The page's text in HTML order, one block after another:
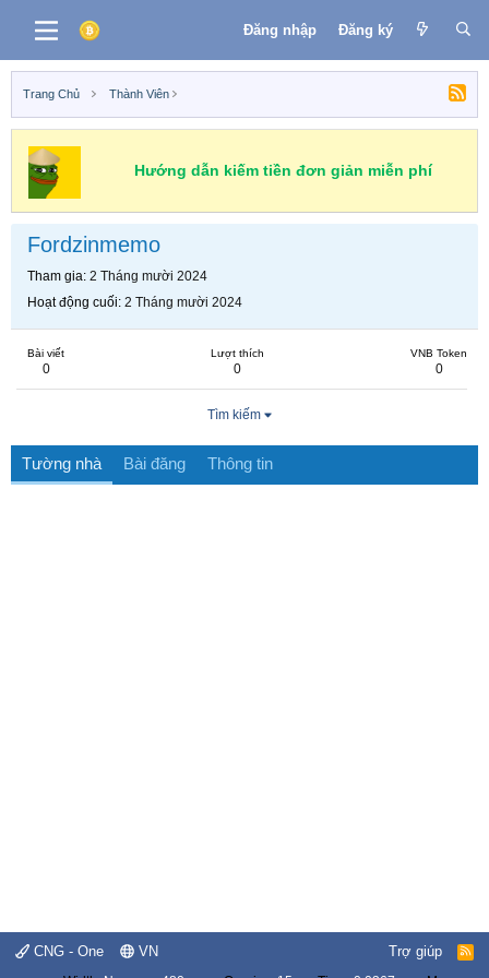
Đăng nhập Đăng ký
Trang Chủ Thành Viên
Hướng dẫn kiếm tiền đơn giản miễn phí
Fordzinmemo
Tham gia 2 Tháng mười 2024
Hoạt động cuối 2 Tháng mười 2024
Bài viết
0
Lượt thích
0
VNB Token
0
Tìm kiếm
Tường nhà Bài đăng Thông tin
CNG - One VN Trợ giúp
R